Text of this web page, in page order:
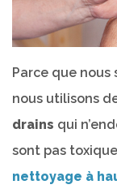
Parce que nous
nous utilisons
drains qui
sont pas
nettoyage à